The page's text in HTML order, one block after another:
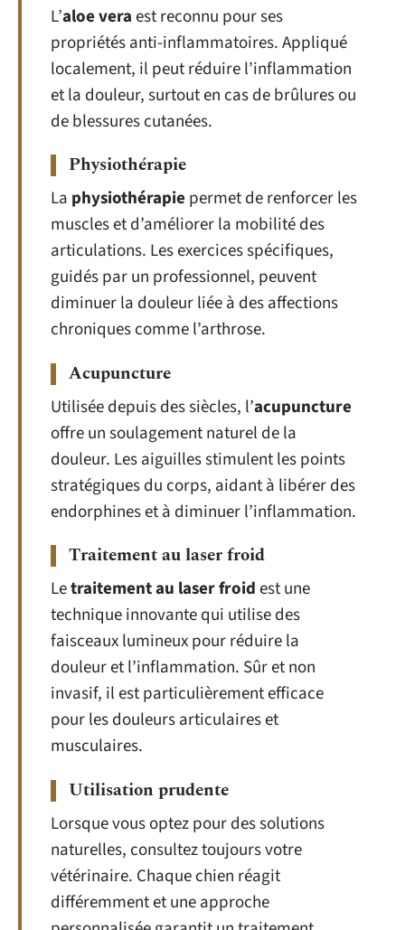
L’aloe veraest reconnu pour ses
propriétés anti-inflammatoires. Appliqué
localement, il peut réduire l’inflammation
et la douleur, surtout en cas de brûlures ou
de blessures cutanées.
Physiothérapie
La physiothérapie permet de renforcer les
muscles et d’améliorer la mobilité des
articulations. Les exercices spécifiques,
guidés par un professionnel, peuvent
diminuer la douleur liée à des affections
chroniques comme l’arthrose.
Acupuncture
Utilisée depuis des siècles, l’acupuncture
offre un soulagement naturel de la
douleur. Les aiguilles stimulent les points
stratégiques du corps, aidant à libérer des
endorphines et à diminuer l’inflammation.
Traitement au laser froid
Letraitement au laser froidest une
technique innovante qui utilise des
faisceaux lumineux pour réduire la
douleur et l’inflammation. Sûr et non
invasif, il est particulièrement efficace
pour les douleurs articulaires et
musculaires.
Utilisation prudente
Lorsque vous optez pour des solutions
naturelles, consultez toujours votre
vétérinaire. Chaque chien réagit
différemment et une approche